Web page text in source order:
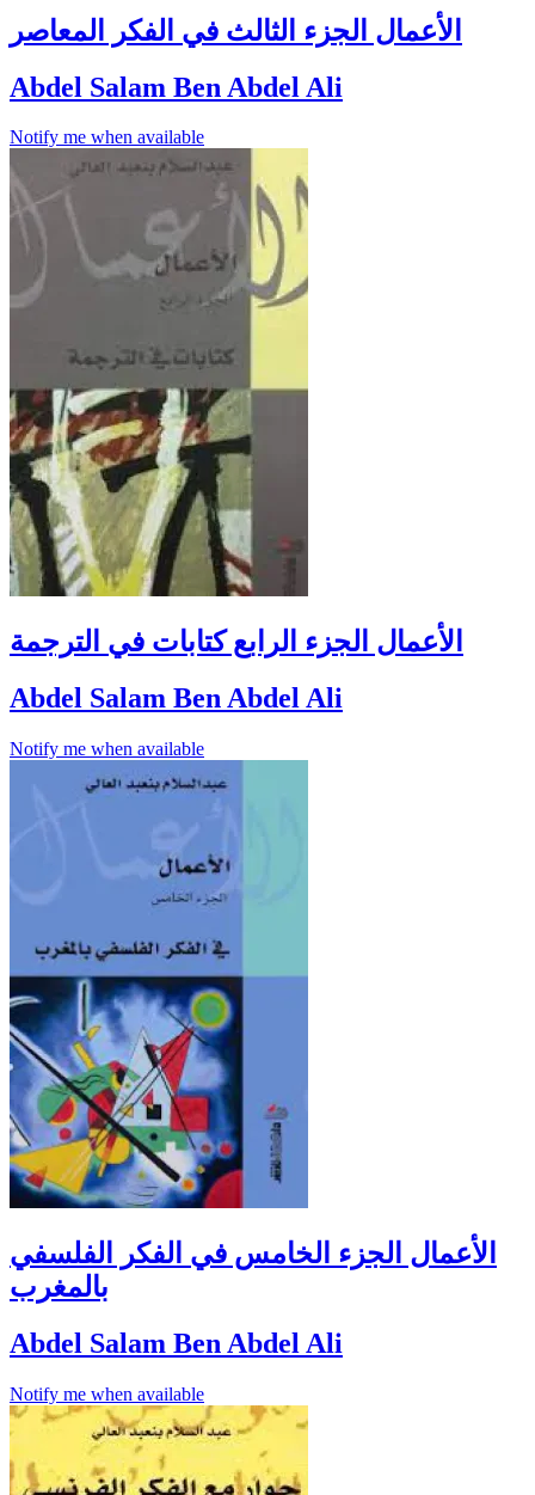
الأعمال الجزء الثالث في الفكر المعاصر
Abdel Salam Ben Abdel Ali
Notify me when available
الأعمال الجزء الرابع كتابات في الترجمة
Abdel Salam Ben Abdel Ali
Notify me when available
الأعمال الجزء الخامس في الفكر الفلسفي
بالمغرب
Abdel Salam Ben Abdel Ali
Notify me when available